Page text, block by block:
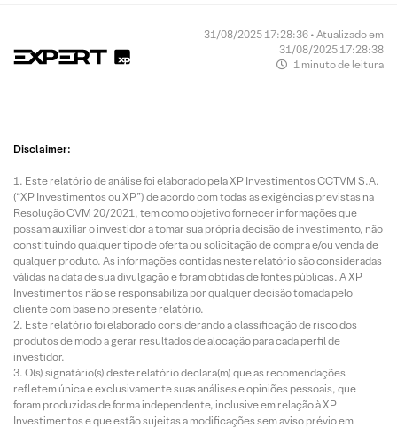
31/08/2025 17:28:36 • Atualizado em
31/08/2025 17:28:38
1 minuto de leitura
Disclaimer:
Este relatório de análise foi elaborado pela XP Investimentos CCTVM S.A.
(“XP Investimentos ou XP”) de acordo com todas as exigências previstas na
Resolução CVM 20/2021, tem como objetivo fornecer informações que
possam auxiliar o investidor a tomar sua própria decisão de investimento, não
constituindo qualquer tipo de oferta ou solicitação de compra e/ou venda de
qualquer produto. As informações contidas neste relatório são consideradas
válidas na data de sua divulgação e foram obtidas de fontes públicas. A XP
Investimentos não se responsabiliza por qualquer decisão tomada pelo
cliente com base no presente relatório.
Este relatório foi elaborado considerando a classificação de risco dos
produtos de modo a gerar resultados de alocação para cada perfil de
investidor.
O(s) signatário(s) deste relatório declara(m) que as recomendações
refletem única e exclusivamente suas análises e opiniões pessoais, que
foram produzidas de forma independente, inclusive em relação à XP
Investimentos e que estão sujeitas a modificações sem aviso prévio em